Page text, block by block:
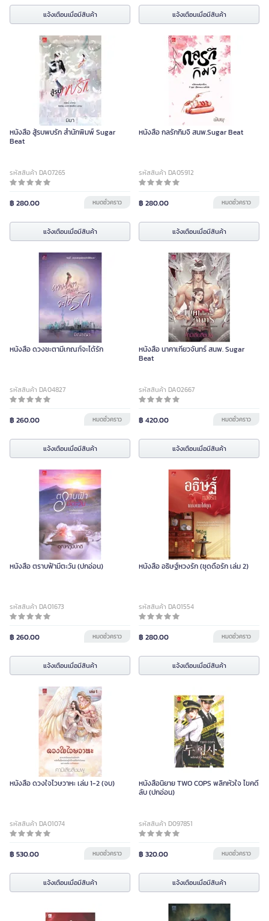
แจ้งเตือนเมื่อมีสินค้า แจ้งเตือนเมื่อมีสินค้า
หนังสือ สู้รบพบรัก สำนักพิมพ์ Sugar
Beat
รหัสสินค้า DA07265
฿ 280.00 หมดชั่วคราว
แจ้งเตือนเมื่อมีสินค้า
หนังสือ กลรักกิมจิ สนพ.Sugar Beat
รหัสสินค้า DA05912
฿ 280.00 หมดชั่วคราว
แจ้งเตือนเมื่อมีสินค้า
หนังสือ ดวงชะตามีเกณฑ์จะได้รัก
รหัสสินค้า DA04827
฿ 260.00 หมดชั่วคราว
แจ้งเตือนเมื่อมีสินค้า
หนังสือ นาคาเกี้ยวจันทร์ สนพ. Sugar
Beat
รหัสสินค้า DA02667
฿ 420.00 หมดชั่วคราว
แจ้งเตือนเมื่อมีสินค้า
หนังสือ ตราบฟ้ามีตะวัน (ปกอ่อน)
รหัสสินค้า DA01673
฿ 260.00 หมดชั่วคราว
แจ้งเตือนเมื่อมีสินค้า
หนังสือ อธิษฐ์หวงรัก (ชุดดื้อรัก เล่ม 2)
รหัสสินค้า DA01554
฿ 280.00 หมดชั่วคราว
แจ้งเตือนเมื่อมีสินค้า
หนังสือ ดวงใจไวษวาหะ เล่ม 1-2 (จบ)
รหัสสินค้า DA01074
฿ 530.00 หมดชั่วคราว
แจ้งเตือนเมื่อมีสินค้า
หนังสือนิยาย TWO COPS พลิกหัวใจ ไขคดี
ลับ (ปกอ่อน)
รหัสสินค้า D097851
฿ 320.00 หมดชั่วคราว
แจ้งเตือนเมื่อมีสินค้า